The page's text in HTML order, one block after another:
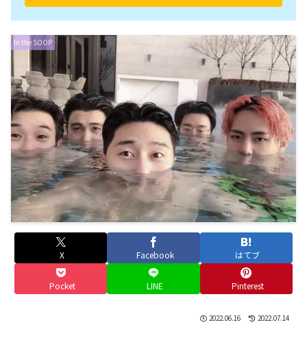
In the SOOP
X Facebook はてブ
Pocket LINE Pinterest
2022.06.16 2022.07.14